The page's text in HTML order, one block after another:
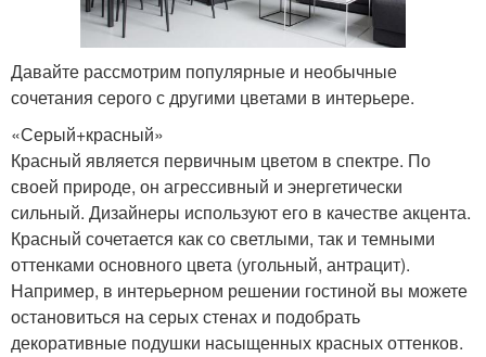
Давайте рассмотрим популярные и необычные
сочетания серого с другими цветами в интерьере.
«Серый+красный»
Красный является первичным цветом в спектре. По
своей природе, он агрессивный и энергетически
сильный. Дизайнеры используют его в качестве акцента.
Красный сочетается как со светлыми, так и темными
оттенками основного цвета (угольный, антрацит).
Например, в интерьерном решении гостиной вы можете
остановиться на серых стенах и подобрать
декоративные подушки насыщенных красных оттенков.